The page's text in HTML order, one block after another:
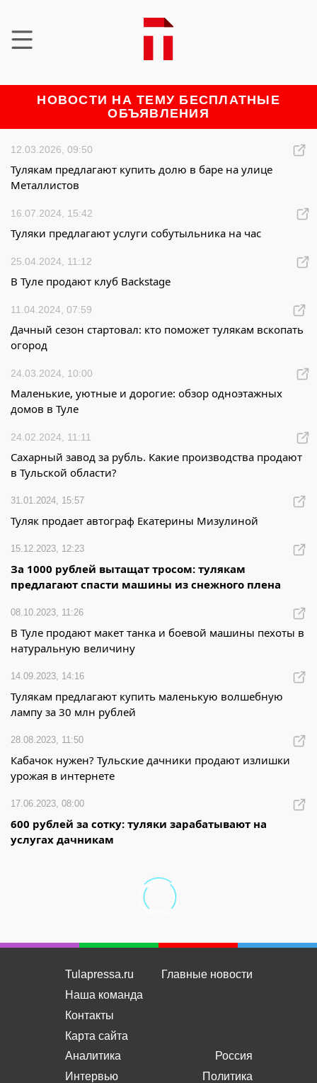
НОВОСТИ НА ТЕМУ БЕСПЛАТНЫЕ
ОБЪЯВЛЕНИЯ
12.03.2026, 09:50
Тулякам предлагают купить долю в баре на улице
Металлистов
16.07.2024, 15:42
Туляки предлагают услуги собутыльника на час
25.04.2024, 11:12
В Туле продают клуб Backstage
11.04.2024, 07:59
Дачный сезон стартовал: кто поможет тулякам вскопать
огород
24.03.2024, 10:00
Маленькие, уютные и дорогие: обзор одноэтажных
домов в Туле
24.02.2024, 11:11
Сахарный завод за рубль. Какие производства продают
в Тульской области?
31.01.2024, 15:57
Туляк продает автограф Екатерины Мизулиной
15.12.2023, 12:23
За 1000 рублей вытащат тросом: тулякам
предлагают спасти машины из снежного плена
08.10.2023, 11:26
В Туле продают макет танка и боевой машины пехоты в
натуральную величину
14.09.2023, 14:16
Тулякам предлагают купить маленькую волшебную
лампу за 30 млн рублей
28.08.2023, 11:50
Кабачок нужен? Тульские дачники продают излишки
урожая в интернете
17.06.2023, 08:00
600 рублей за сотку: туляки зарабатывают на
услугах дачникам
Tulapressa.ru
Наша команда
Контакты
Карта сайта
Главные новости
Аналитика
Интервью
Россия
Политика